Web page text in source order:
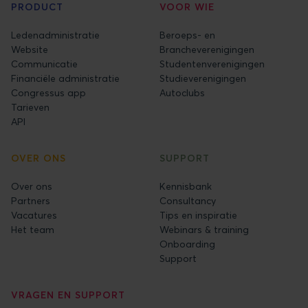
PRODUCT
Ledenadministratie
Website
Communicatie
Financiële administratie
Congressus app
Tarieven
API
VOOR WIE
Beroeps- en
Brancheverenigingen
Studentenverenigingen
Studieverenigingen
Autoclubs
OVER ONS
Over ons
Partners
Vacatures
Het team
SUPPORT
Kennisbank
Consultancy
Tips en inspiratie
Webinars & training
Onboarding
Support
VRAGEN EN SUPPORT